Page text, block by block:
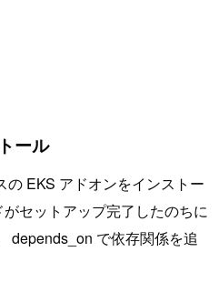
ール
EKS アドオンをインストー
セットアップ完了したのちに
depends_on で依存関係を追